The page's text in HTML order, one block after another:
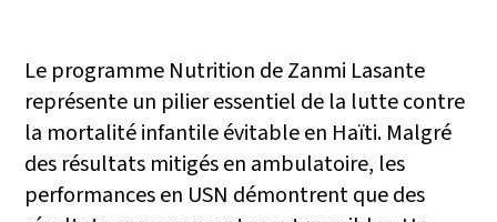
Le programme Nutrition de Zanmi Lasante
représente un pilier essentiel de la lutte contre
la mortalité infantile évitable en Haïti. Malgré
des résultats mitigés en ambulatoire, les
performances en USN démontrent que des